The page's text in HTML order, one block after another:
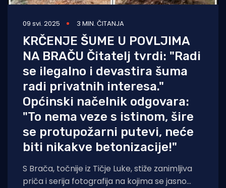
09 svi. 2025 3 MIN. ČITANJA
KRČENJE ŠUME U POVLJIMA
NA BRAČU Čitatelj tvrdi: "Radi
se ilegalno i devastira šuma
radi privatnih interesa."
Općinski načelnik odgovara:
"To nema veze s istinom, šire
se protupožarni putevi, neće
biti nikakve betonizacije!"
S Brača, točnije iz Tičje Luke, stiže zanimljiva
priča i serija fotografija na kojima se jasno